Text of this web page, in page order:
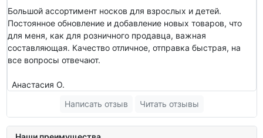
Большой ассортимент носков для взрослых и детей.
Постоянное обновление и добавление новых товаров, что
для меня, как для розничного продавца, важная
составляющая. Качество отличное, отправка быстрая, на
все вопросы отвечают.
Анастасия О.
Написать отзыв
Читать отзывы